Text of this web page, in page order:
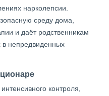
нарколепсии.
среду дома,
и даёт родственникам
в непредвиденных
контроля,